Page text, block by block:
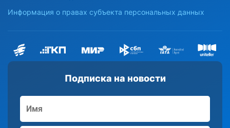
Подписка на новости
Информация о правах субъекта персональных данных